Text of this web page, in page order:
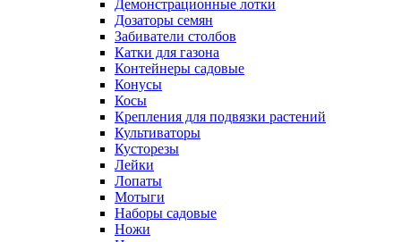
Демонстрационные лотки
Дозаторы семян
Забиватели столбов
Катки для газона
Контейнеры садовые
Конусы
Косы
Крепления для подвязки растений
Культиваторы
Кусторезы
Лейки
Лопаты
Мотыги
Наборы садовые
Ножи